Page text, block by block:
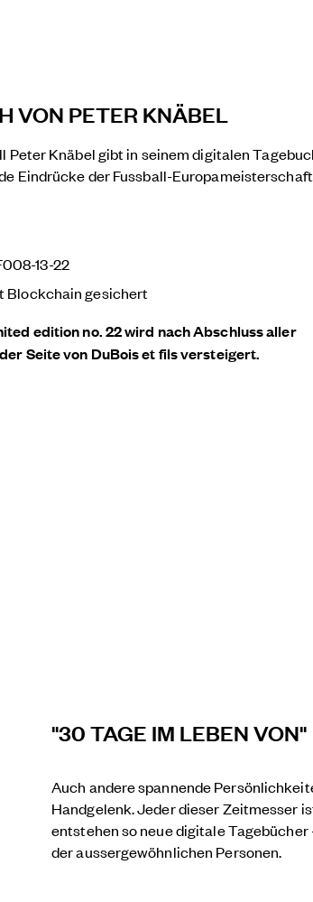
VON PETER KNÄBEL
Peter Knäbel gibt in seinem digitalen
Eindrücke der Fussball-
13-22
Blockchain gesichert
edition no. 22 wird nach Abschluss aller
Seite von DuBois et fils versteigert.
"30 TAGE IM LEBEN VON"
Auch andere spannende
Handgelenk. Jeder dieser Zeitmesser
entstehen so neue digitale
der aussergewöhnlichen Personen.